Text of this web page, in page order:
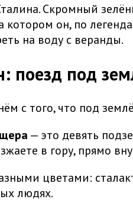
Скромный
котором он, по
на воду с веранды.
поезд под
с того, что под
— это девять
в гору, прямо
цветами:
людях.